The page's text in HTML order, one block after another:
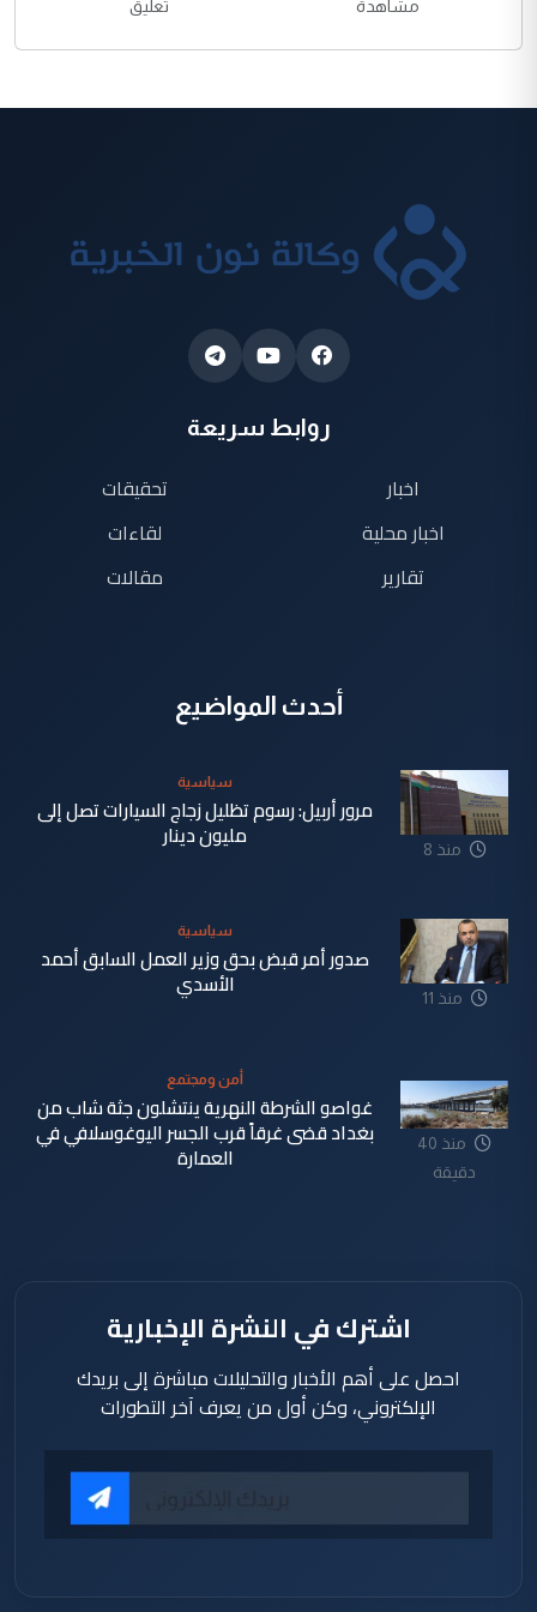
مشاهدة تعليق
روابط سريعة
اخبار
اخبار محلية
تقارير
تحقيقات
لقاءات
مقالات
أحدث المواضيع
منذ 8
سياسية
مرور أربيل: رسوم تظليل زجاج السيارات تصل إلى
مليون دينار
منذ 11
سياسية
صدور أمر قبض بحق وزير العمل السابق أحمد
الأسدي
منذ 40
دقيقة
أمن ومجتمع
غواصو الشرطة النهرية ينتشلون جثة شاب من
بغداد قضى غرقاً قرب الجسر اليوغوسلافي في
العمارة
اشترك في النشرة الإخبارية
احصل على أهم الأخبار والتحليلات مباشرة إلى بريدك
الإلكتروني، وكن أول من يعرف آخر التطورات